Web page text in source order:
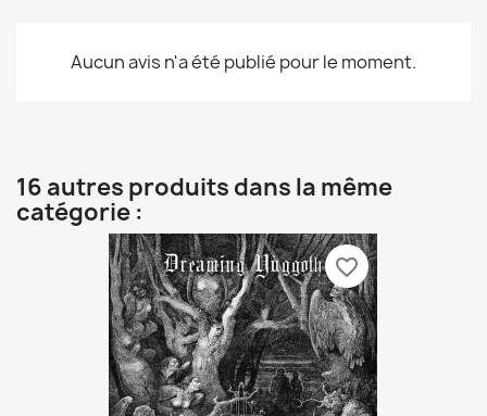
Aucun avis n'a été publié pour le moment.
16 autres produits dans la même
catégorie :
favorite_border